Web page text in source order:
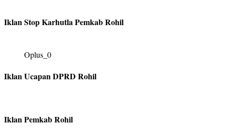
Iklan Stop Karhutla Pemkab Rohil
Oplus_0
Iklan Ucapan DPRD Rohil
Iklan Pemkab Rohil